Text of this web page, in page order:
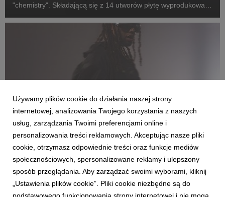
"chemistry". Składającą się z 14 utworów płytę wyprodukowali
Halbert, natomiast autorką muzyki i tekstów...
MUZYKA ZAGRANICZNA
Ty Dolla $ign wraca z utworem "Motion"
2 czerwca 2023
Używamy plików cookie do działania naszej strony
internetowej, analizowania Twojego korzystania z naszych
usług, zarządzania Twoimi preferencjami online i
personalizowania treści reklamowych. Akceptując nasze pliki
cookie, otrzymasz odpowiednie treści oraz funkcje mediów
społecznościowych, spersonalizowane reklamy i ulepszony
sposób przeglądania. Aby zarządzać swoimi wyborami, kliknij
„Ustawienia plików cookie”. Pliki cookie niezbędne są do